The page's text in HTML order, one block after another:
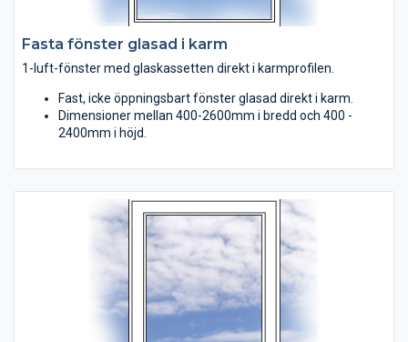
Fasta fönster glasad i karm
1-luft-fönster med glaskassetten direkt i karmprofilen.
Fast, icke öppningsbart fönster glasad direkt i karm.
Dimensioner mellan 400-2600mm i bredd och 400 -
2400mm i höjd.